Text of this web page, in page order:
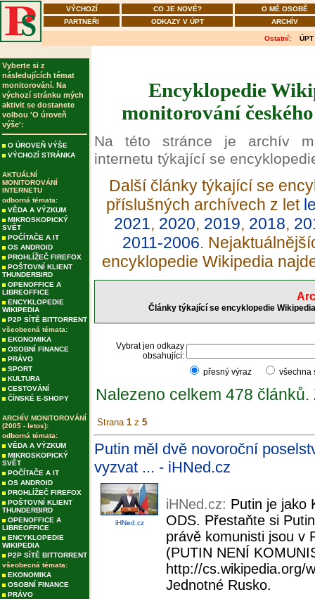
VÝCHOZÍ CO JE NOVÉ?
O MÉ OSOBĚ
PARTNEŘI
ODKAZY V ÚPT ARCHÍV
Ostatní: ÚPT
Vyberte si z
následujících témat
monitorování. Na
výchozí stránku mých
aktivit se dostanete
volbou 'O úroveň
výše':
O ÚROVEŇ VÝŠE
VÝCHOZÍ STRÁNKA
AKTUÁLNÍ
MONITOROVÁNÍ
INTERNETU
odborná témata:
VĚDA A VÝZKUM
MIKROSKOPICKÝ
SVĚT
POČÍTAČE A IT
OS ANDROID
PROHLÍŽEČ FIREFOX
POŠTOVNÍ KLIENT
THUNDERBIRD
OPENOFFICE A
LIBREOFFICE
ENCYKLOPEDIE
WIKIPEDIA
P2P SÍTĚ BITTORRENT
všeobecná témata:
EKONOMIKA
OSOBNÍ FINANCE
PRÁVO
SPORT
KULTURA
CESTOVÁNÍ
ČÍNSKÉ E-SHOPY
ARCHÍV MONITOROVÁNÍ
(2005 - letos):
odborná témata:
VĚDA A VÝZKUM
MIKROSKOPICKÝ
SVĚT
POČÍTAČE A IT
OS ANDROID
PROHLÍŽEČ FIREFOX
POŠTOVNÍ KLIENT
THUNDERBIRD
OPENOFFICE A
LIBREOFFICE
ENCYKLOPEDIE
WIKIPEDIA
P2P SÍTĚ BITTORRENT
všeobecná témata:
EKONOMIKA
OSOBNÍ FINANCE
PRÁVO
Encyklopedie
monitorování
Na této stránce je archív
internetu týkající se
Další články týkající se
příslušných archívech z let
2021, 2020, 2019, 2018,
2011-2006.
encyklopedie Wikipedia
Články týkající se encyklopedie
Vybrat jen odkazy
obsahující:
přesný výraz
Nalezeno celkem 478
Strana 1 z 5
Putin měl dvě novoroční
vyzvat ... - iHNed.cz
iHNed.cz
iHNed.cz: Putin je jako
ODS. Přestaňte si
právě komunisti jsou v
(PUTIN NENÍ
http://cs.wikipedia.org/
Jednotné Rusko.